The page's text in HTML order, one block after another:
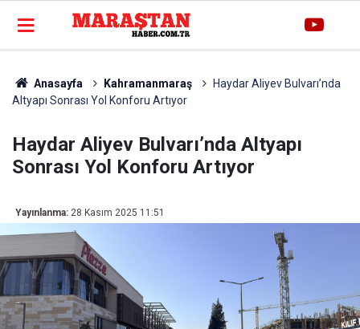
Anasayfa Kahramanmaraş
Haydar Aliyev Bulvarı’nda
Altyapı Sonrası Yol Konforu Artıyor
Haydar Aliyev Bulvarı’nda Altyapı
Sonrası Yol Konforu Artıyor
Yayınlanma: 28 Kasım 2025 11:51